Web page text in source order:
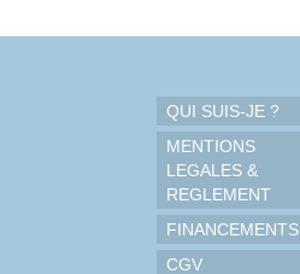
QUI SUIS-JE ?
MENTIONS
LEGALES &
REGLEMENT
FINANCEMENTS
CGV